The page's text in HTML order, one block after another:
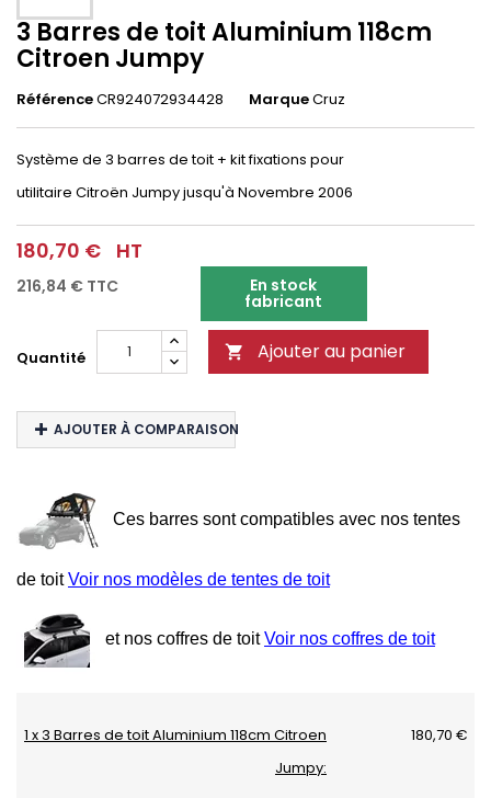
3 Barres de toit Aluminium 118cm
Citroen Jumpy
RéférenceCR924072934428 MarqueCruz
Système de 3 barres de toit + kit fixations pour
utilitaire Citroën Jumpy jusqu'à Novembre 2006
180,70 € HT
216,84 € TTC En stock
fabricant
Quantité  Ajouter au panier
AJOUTER À COMPARAISON
Ces barres sont compatibles avec nos tentes
de toitVoir nos modèles de tentes de toit
et nos coffres de toitVoir nos coffres de toit
1 x 3 Barres de toit Aluminium 118cm Citroen
Jumpy:
180,70 €